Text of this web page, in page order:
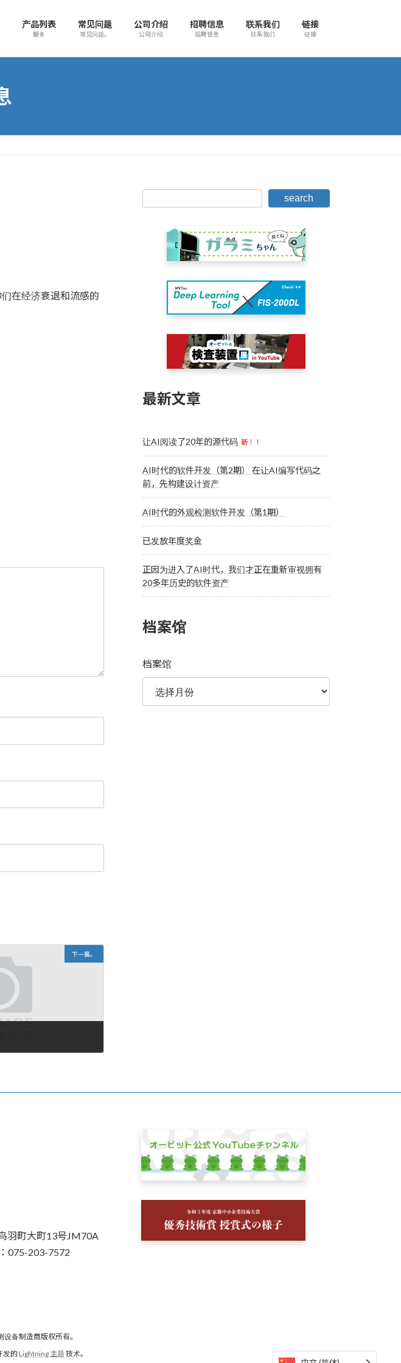
产品列表
服务
常见问题
常见问题。
公司介绍
公司介绍
招聘信息
招聘信息
联系我们
联系我们
链接
链接
在经济衰退和流感的
下一篇。
search
最新文章
让AI阅读了20年的源代码 新！！
AI时代的软件开发（第2期） 在让AI编写代码之
前，先构建设计资产
AI时代的外观检测软件开发（第1期）
已发放年度奖金
正因为进入了AI时代，我们才正在重新审视拥有
20多年历史的软件资产
档案馆
档案馆
羽町大町13号JM70A
075-203-7572
备制造商版权所有。
发的 Lightning 主题 技术。